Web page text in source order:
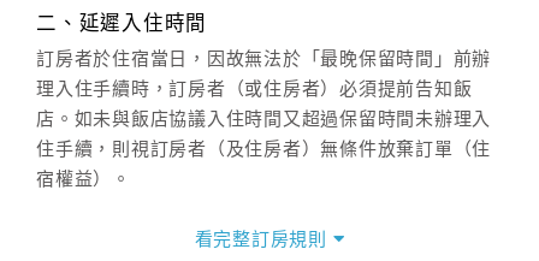
(07)9682715 。
二、延遲入住時間
訂房者於住宿當日，因故無法於「最晚保留時間」前辦
理入住手續時，訂房者（或住房者）必須提前告知飯
店。如未與飯店協議入住時間又超過保留時間未辦理入
住手續，則視訂房者（及住房者）無條件放棄訂單（住
宿權益）。
看完整訂房規則